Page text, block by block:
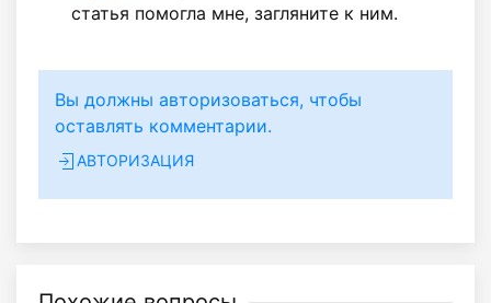
статья помогла мне, загляните к ним.
Вы должны авторизоваться, чтобы
оставлять комментарии.
АВТОРИЗАЦИЯ